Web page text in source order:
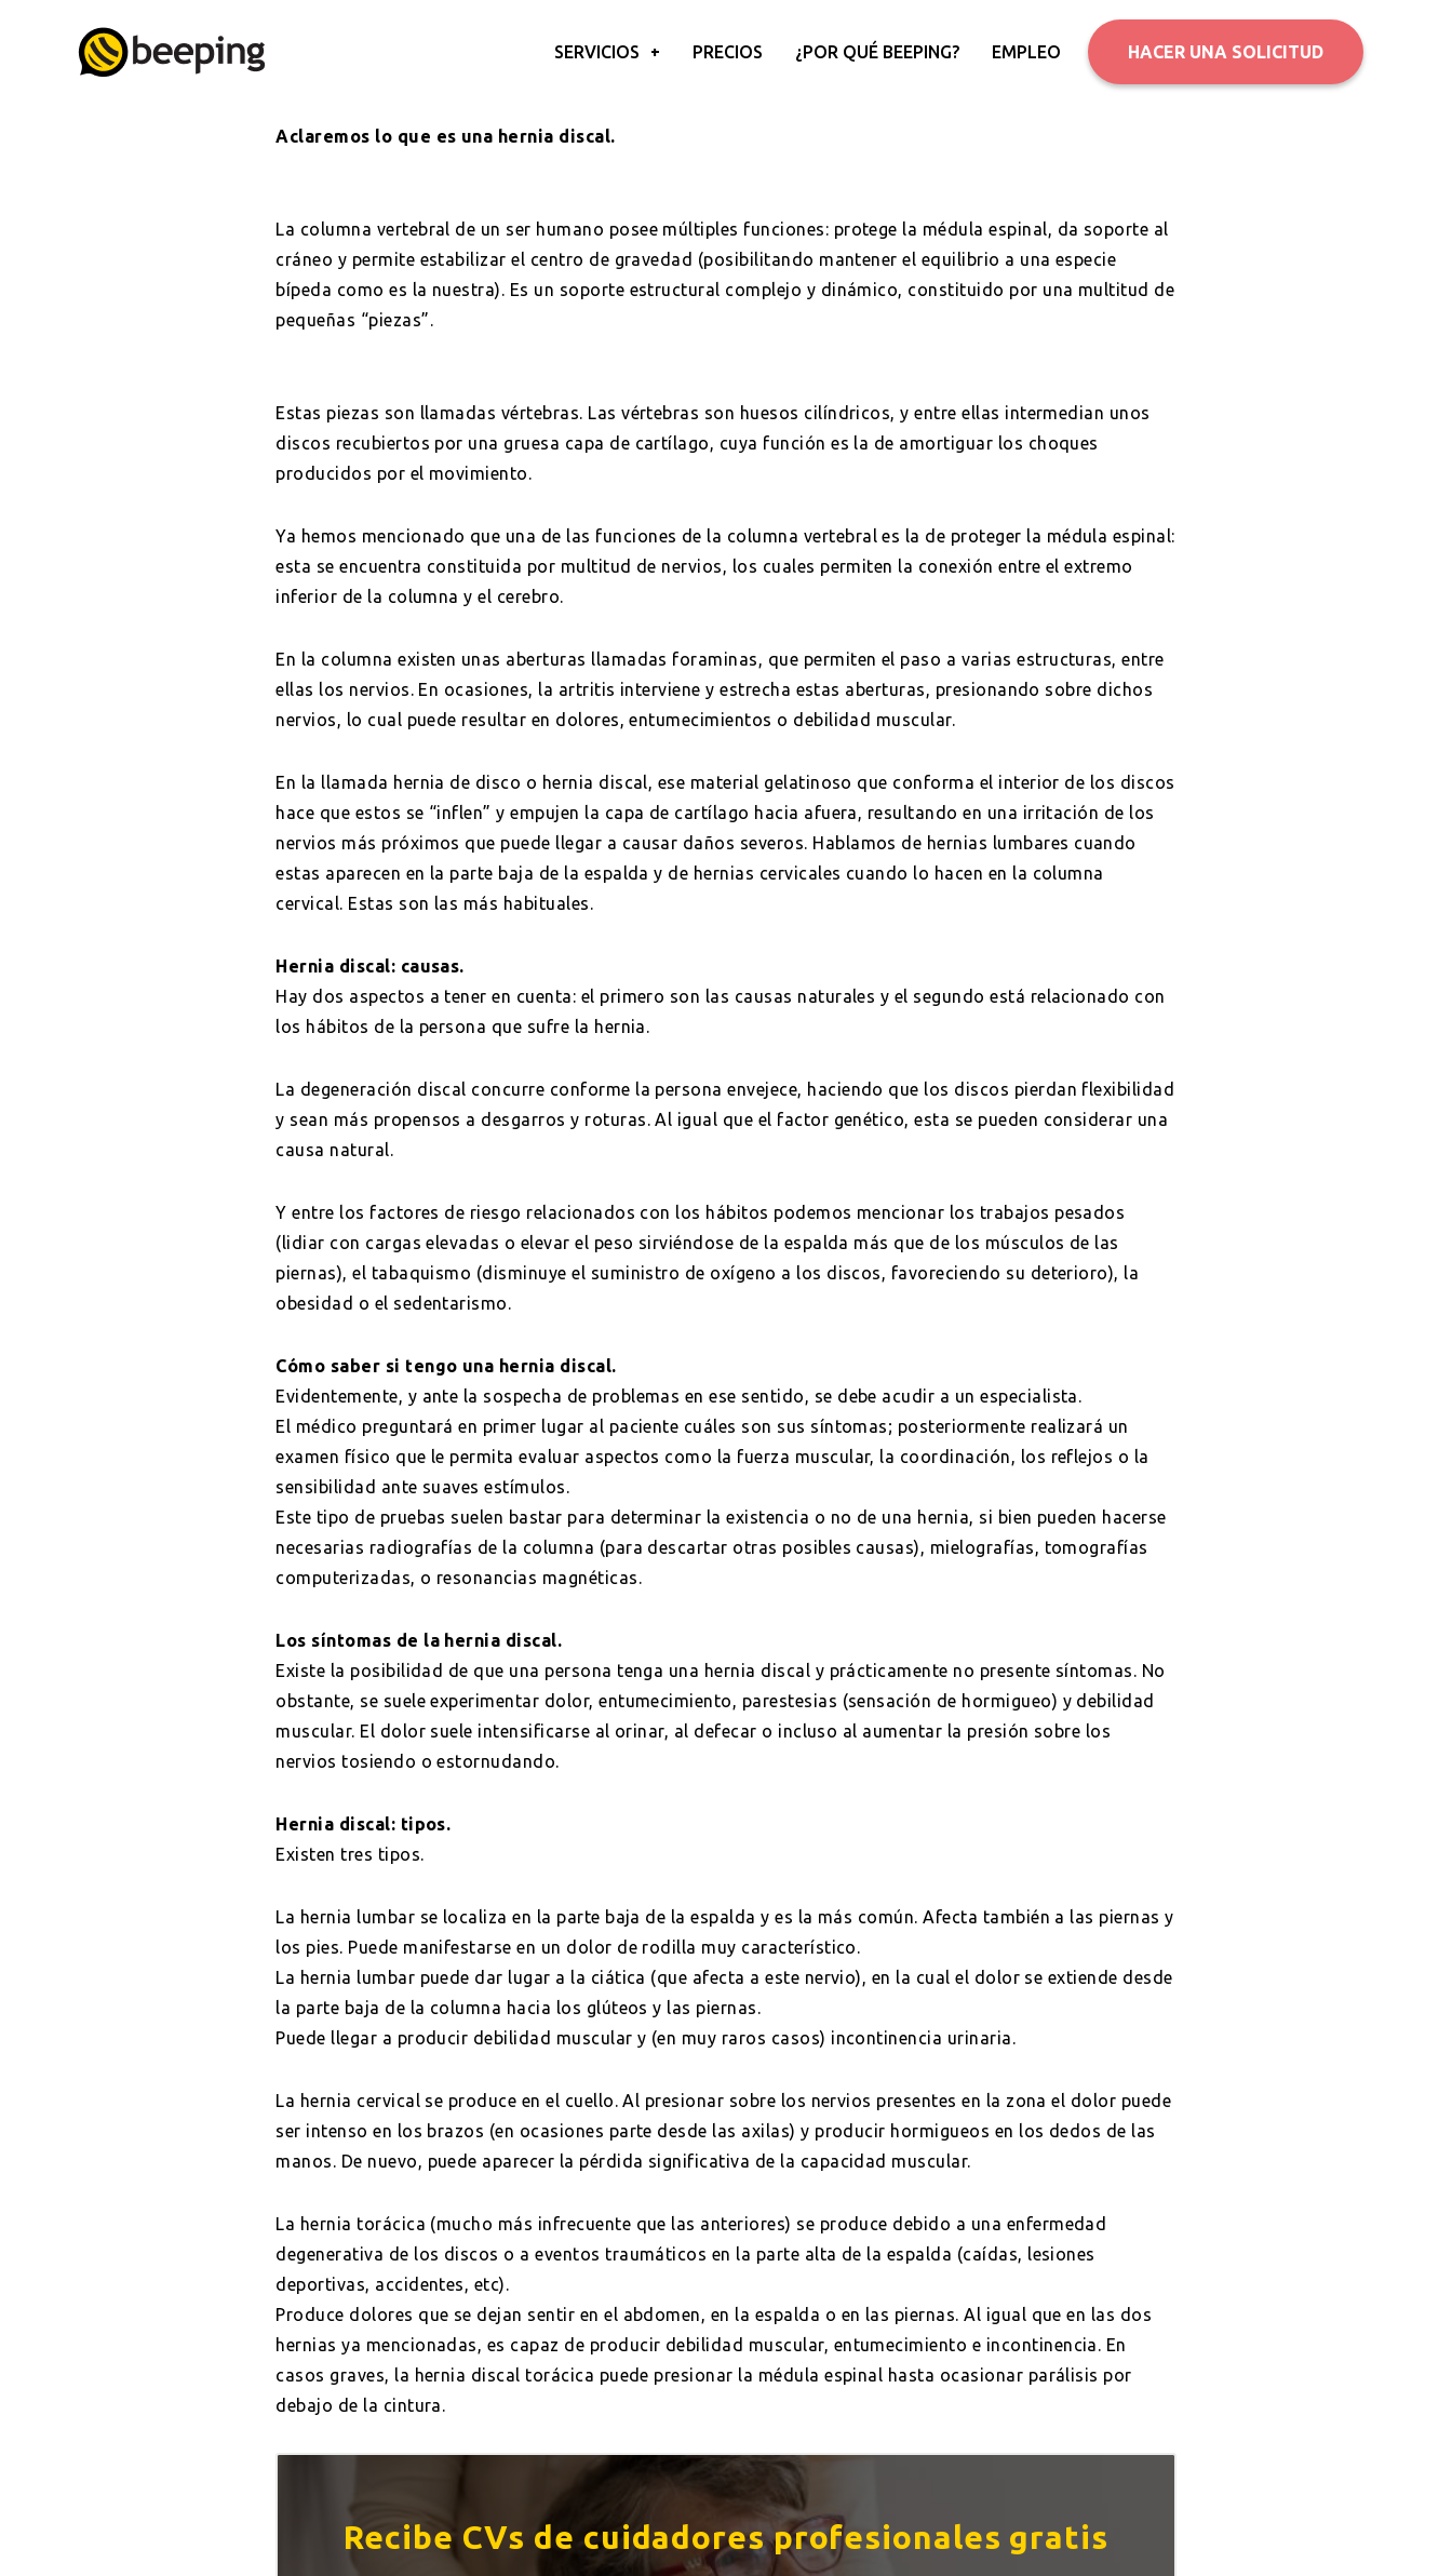
SERVICIOS PRECIOS ¿POR QUÉ BEEPING? EMPLEO HACER UNA SOLICITUD
Aclaremos lo que es una hernia discal.
La columna vertebral de un ser humano posee múltiples funciones: protege la médula espinal, da soporte al
cráneo y permite estabilizar el centro de gravedad (posibilitando mantener el equilibrio a una especie
bípeda como es la nuestra). Es un soporte estructural complejo y dinámico, constituido por una multitud de
pequeñas “piezas”.
Estas piezas son llamadas vértebras. Las vértebras son huesos cilíndricos, y entre ellas intermedian unos
discos recubiertos por una gruesa capa de cartílago, cuya función es la de amortiguar los choques
producidos por el movimiento.
Ya hemos mencionado que una de las funciones de la columna vertebral es la de proteger la médula espinal:
esta se encuentra constituida por multitud de nervios, los cuales permiten la conexión entre el extremo
inferior de la columna y el cerebro.
En la columna existen unas aberturas llamadas foraminas, que permiten el paso a varias estructuras, entre
ellas los nervios. En ocasiones, la artritis interviene y estrecha estas aberturas, presionando sobre dichos
nervios, lo cual puede resultar en dolores, entumecimientos o debilidad muscular.
En la llamada hernia de disco o hernia discal, ese material gelatinoso que conforma el interior de los discos
hace que estos se “inflen” y empujen la capa de cartílago hacia afuera, resultando en una irritación de los
nervios más próximos que puede llegar a causar daños severos. Hablamos de hernias lumbares cuando
estas aparecen en la parte baja de la espalda y de hernias cervicales cuando lo hacen en la columna
cervical. Estas son las más habituales.
Hernia discal: causas.
Hay dos aspectos a tener en cuenta: el primero son las causas naturales y el segundo está relacionado con
los hábitos de la persona que sufre la hernia.
La degeneración discal concurre conforme la persona envejece, haciendo que los discos pierdan flexibilidad
y sean más propensos a desgarros y roturas. Al igual que el factor genético, esta se pueden considerar una
causa natural.
Y entre los factores de riesgo relacionados con los hábitos podemos mencionar los trabajos pesados
(lidiar con cargas elevadas o elevar el peso sirviéndose de la espalda más que de los músculos de las
piernas), el tabaquismo (disminuye el suministro de oxígeno a los discos, favoreciendo su deterioro), la
obesidad o el sedentarismo.
Cómo saber si tengo una hernia discal.
Evidentemente, y ante la sospecha de problemas en ese sentido, se debe acudir a un especialista.
El médico preguntará en primer lugar al paciente cuáles son sus síntomas; posteriormente realizará un
examen físico que le permita evaluar aspectos como la fuerza muscular, la coordinación, los reflejos o la
sensibilidad ante suaves estímulos.
Este tipo de pruebas suelen bastar para determinar la existencia o no de una hernia, si bien pueden hacerse
necesarias radiografías de la columna (para descartar otras posibles causas), mielografías, tomografías
computerizadas, o resonancias magnéticas.
Los síntomas de la hernia discal.
Existe la posibilidad de que una persona tenga una hernia discal y prácticamente no presente síntomas. No
obstante, se suele experimentar dolor, entumecimiento, parestesias (sensación de hormigueo) y debilidad
muscular. El dolor suele intensificarse al orinar, al defecar o incluso al aumentar la presión sobre los
nervios tosiendo o estornudando.
Hernia discal: tipos.
Existen tres tipos.
La hernia lumbar se localiza en la parte baja de la espalda y es la más común. Afecta también a las piernas y
los pies. Puede manifestarse en un dolor de rodilla muy característico.
La hernia lumbar puede dar lugar a la ciática (que afecta a este nervio), en la cual el dolor se extiende desde
la parte baja de la columna hacia los glúteos y las piernas.
Puede llegar a producir debilidad muscular y (en muy raros casos) incontinencia urinaria.
La hernia cervical se produce en el cuello. Al presionar sobre los nervios presentes en la zona el dolor puede
ser intenso en los brazos (en ocasiones parte desde las axilas) y producir hormigueos en los dedos de las
manos. De nuevo, puede aparecer la pérdida significativa de la capacidad muscular.
La hernia torácica (mucho más infrecuente que las anteriores) se produce debido a una enfermedad
degenerativa de los discos o a eventos traumáticos en la parte alta de la espalda (caídas, lesiones
deportivas, accidentes, etc).
Produce dolores que se dejan sentir en el abdomen, en la espalda o en las piernas. Al igual que en las dos
hernias ya mencionadas, es capaz de producir debilidad muscular, entumecimiento e incontinencia. En
casos graves, la hernia discal torácica puede presionar la médula espinal hasta ocasionar parálisis por
debajo de la cintura.
Recibe CVs de cuidadores profesionales gratis